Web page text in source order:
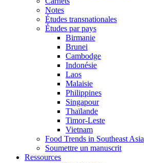
Notes
Études transnationales
Études par pays
Birmanie
Brunei
Cambodge
Indonésie
Laos
Malaisie
Philippines
Singapour
Thaïlande
Timor-Leste
Vietnam
Food Trends in Southeast Asia
Soumettre un manuscrit
Ressources